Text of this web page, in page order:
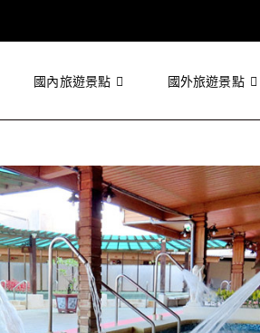
國內旅遊景點 國外旅遊景點